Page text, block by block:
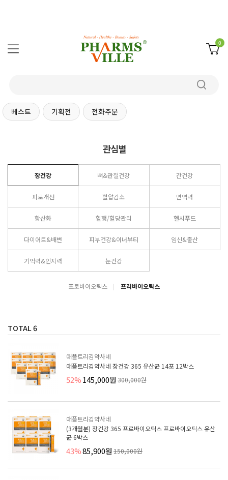
0
베스트 기획전 전화주문
관심별
장건강 뼈&관절건강 간건강
피로개선 혈압감소 면역력
항산화 혈행/혈당관리 헬시푸드
다이어트&배변 피부건강&이너뷰티 임신&출산
기억력&인지력 눈건강
프로바이오틱스 프리바이오틱스
TOTAL6
애플트리김약사네
애플트리김약사네 장건강 365 유산균 14포 12박스
52%145,000원 300,000원
애플트리김약사네
(3개월분) 장건강 365 프로바이오틱스 프로바이오틱스 유산
균 6박스
43%85,900원 150,000원